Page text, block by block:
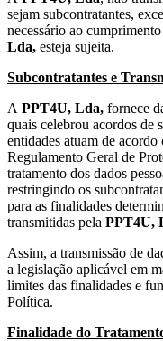
sejam subcontratantes,
necessário ao
Lda, esteja sujeita.
Subcontratantes e
A PPT4U, Lda, fornece
quais celebrou acordos de
entidades atuam de
Regulamento Geral de
tratamento dos dados
restringindo os
para as finalidades
transmitidas pela PPT4U,
Assim, a transmissão de
a legislação aplicável em
limites das finalidades e
Política.
Finalidade do